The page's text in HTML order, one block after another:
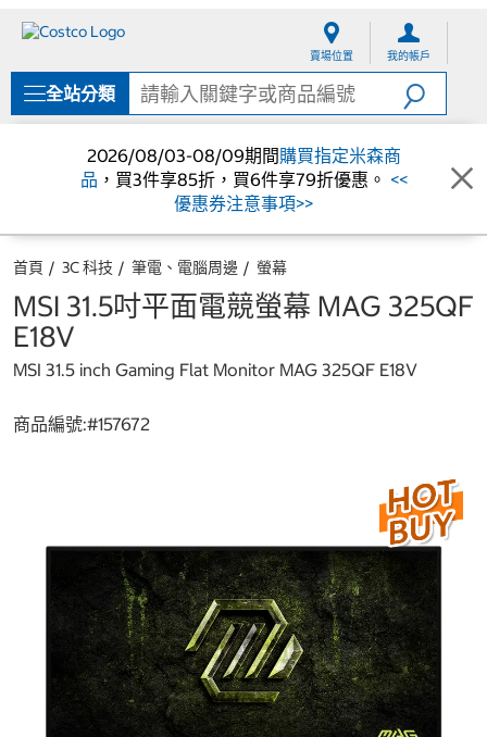
單
賣場位置 我的帳戶
全站分類
2026/08/03-08/09期間購買指定米森商
品 ，買3件享85折，買6件享79折優惠。 <<
優惠券注意事項>>
首頁 3C 科技 筆電、電腦周邊 螢幕
MSI 31.5吋平面電競螢幕 MAG 325QF
E18V
MSI 31.5 inch Gaming Flat Monitor MAG 325QF E18V
商品編號:#157672